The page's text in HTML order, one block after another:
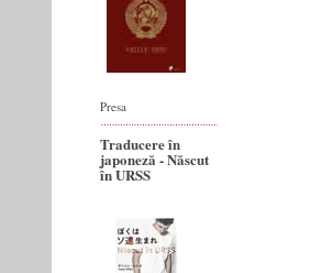
Presa
Traducere în
japoneză - Născut
în URSS